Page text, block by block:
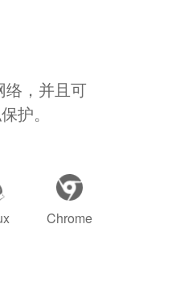
络，并且可
护。
Chrome